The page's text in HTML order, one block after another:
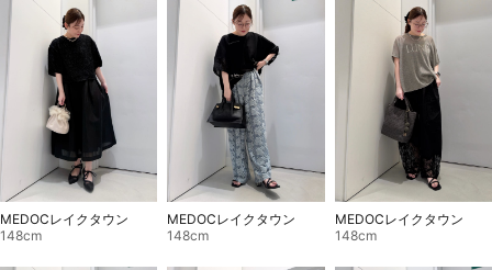
MEDOCレイクタウン
148cm
MEDOCレイクタウン
148cm
MEDOCレイクタウン
148cm